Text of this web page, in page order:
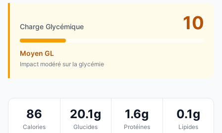
Charge Glycémique 10
Moyen GL
Impact modéré sur la glycémie
86
Calories
20.1g
Glucides
1.6g
Protéines
0.1g
Lipides